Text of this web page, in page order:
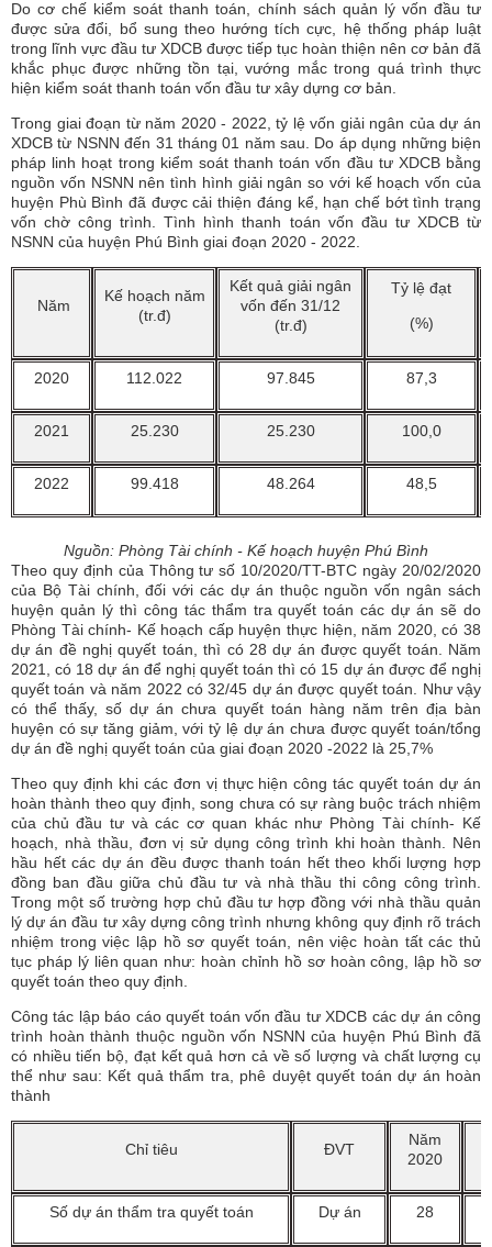
Do cơ chế kiểm soát thanh toán, chính sách quản lý vốn đầu tư
được sửa đổi, bổ sung theo hướng tích cực, hệ thống pháp luật
trong lĩnh vực đầu tư XDCB được tiếp tục hoàn thiện nên cơ bản đã
khắc phục được những tồn tại, vướng mắc trong quá trình thực
hiện kiểm soát thanh toán vốn đầu tư xây dựng cơ bản.
Trong giai đoạn từ năm 2020 - 2022, tỷ lệ vốn giải ngân của dự án
XDCB từ NSNN đến 31 tháng 01 năm sau. Do áp dụng những biện
pháp linh hoạt trong kiểm soát thanh toán vốn đầu tư XDCB bằng
nguồn vốn NSNN nên tình hình giải ngân so với kế hoạch vốn của
huyện Phù Bình đã được cải thiện đáng kể, hạn chế bớt tình trạng
vốn chờ công trình. Tình hình thanh toán vốn đầu tư XDCB từ
NSNN của huyện Phú Bình giai đoạn 2020 - 2022.
Năm
Kế hoạch năm
(tr.đ)
Kết quả giải ngân
vốn đến 31/12
(tr.đ)
Tỷ lệ đạt
(%)
2020 112.022 97.845 87,3
2021 25.230 25.230 100,0
2022 99.418 48.264 48,5
Nguồn: Phòng Tài chính - Kế hoạch huyện Phú Bình
Theo quy định của Thông tư số 10/2020/TT-BTC ngày 20/02/2020
của Bộ Tài chính, đối với các dự án thuộc nguồn vốn ngân sách
huyện quản lý thì công tác thẩm tra quyết toán các dự án sẽ do
Phòng Tài chính- Kế hoạch cấp huyện thực hiện, năm 2020, có 38
dự án đề nghị quyết toán, thì có 28 dự án được quyết toán. Năm
2021, có 18 dự án để nghị quyết toán thì có 15 dự án được để nghị
quyết toán và năm 2022 có 32/45 dự án được quyết toán. Như vậy
có thể thấy, số dự án chưa quyết toán hàng năm trên địa bàn
huyện có sự tăng giảm, với tỷ lệ dự án chưa được quyết toán/tổng
dự án đề nghị quyết toán của giai đoạn 2020 -2022 là 25,7%
Theo quy định khi các đơn vị thực hiện công tác quyết toán dự án
hoàn thành theo quy định, song chưa có sự ràng buộc trách nhiệm
của chủ đầu tư và các cơ quan khác như Phòng Tài chính- Kế
hoạch, nhà thầu, đơn vị sử dụng công trình khi hoàn thành. Nên
hầu hết các dự án đều được thanh toán hết theo khối lượng hợp
đồng ban đầu giữa chủ đầu tư và nhà thầu thi công công trình.
Trong một số trường hợp chủ đầu tư hợp đồng với nhà thầu quản
lý dự án đầu tư xây dựng công trình nhưng không quy định rõ trách
nhiệm trong việc lập hồ sơ quyết toán, nên việc hoàn tất các thủ
tục pháp lý liên quan như: hoàn chỉnh hồ sơ hoàn công, lập hồ sơ
quyết toán theo quy định.
Công tác lập báo cáo quyết toán vốn đầu tư XDCB các dự án công
trình hoàn thành thuộc nguồn vốn NSNN của huyện Phú Bình đã
có nhiều tiến bộ, đạt kết quả hơn cả về số lượng và chất lượng cụ
thể như sau: Kết quả thẩm tra, phê duyệt quyết toán dự án hoàn
thành
Chỉ tiêu ĐVT
Năm
2020
Số dự án thẩm tra quyết toán Dự án 28